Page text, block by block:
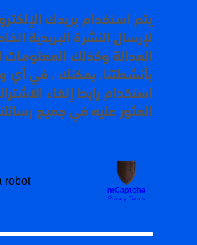
يتم استخدام بريدك
لإرسال النشرة البريدية
العدالة وكذلك المعلومات
بأنشطتنا. يمكنك ، في أي
استخدام رابط إلغاء
العثور عليه في جميع